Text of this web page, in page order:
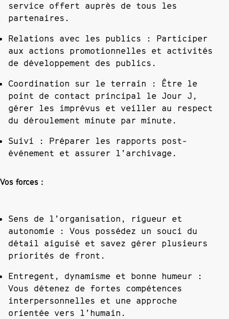
service offert auprès de tous les
partenaires.
Relations avec les publics : Participer
aux actions promotionnelles et activités
de développement des publics.
Coordination sur le terrain : Être le
point de contact principal le Jour J,
gérer les imprévus et veiller au respect
du déroulement minute par minute.
Suivi : Préparer les rapports post-
événement et assurer l’archivage.
Vos forces :
Sens de l’organisation, rigueur et
autonomie : Vous possédez un souci du
détail aiguisé et savez gérer plusieurs
priorités de front.
Entregent, dynamisme et bonne humeur :
Vous détenez de fortes compétences
interpersonnelles et une approche
orientée vers l’humain.